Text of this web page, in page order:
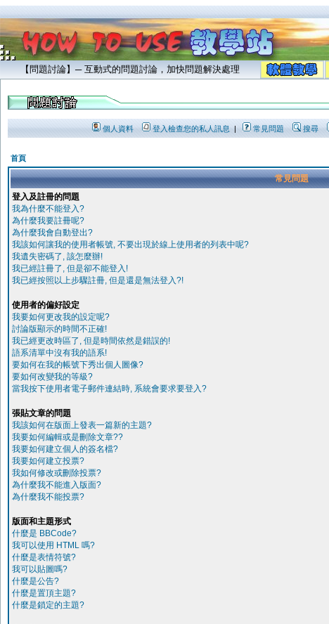
【問題討論】─ 互動式的問題討論，加快問題解決處理
個人資料 登入檢查您的私人訊息| 常見問題 搜尋
首頁
常見問題
登入及註冊的問題
我為什麼不能登入?
為什麼我要註冊呢?
為什麼我會自動登出?
我該如何讓我的使用者帳號, 不要出現於線上使用者的列表中呢?
我遺失密碼了, 該怎麼辦!
我已經註冊了, 但是卻不能登入!
我已經按照以上步驟註冊, 但是還是無法登入?!
使用者的偏好設定
我要如何更改我的設定呢?
討論版顯示的時間不正確!
我已經更改時區了, 但是時間依然是錯誤的!
語系清單中沒有我的語系!
要如何在我的帳號下秀出個人圖像?
要如何改變我的等級?
當我按下使用者電子郵件連結時, 系統會要求要登入?
張貼文章的問題
我該如何在版面上發表一篇新的主題?
我要如何編輯或是刪除文章??
我要如何建立個人的簽名檔?
我要如何建立投票?
我如何修改或刪除投票?
為什麼我不能進入版面?
為什麼我不能投票?
版面和主題形式
什麼是 BBCode?
我可以使用 HTML 嗎?
什麼是表情符號?
我可以貼圖嗎?
什麼是公告?
什麼是置頂主題?
什麼是鎖定的主題?